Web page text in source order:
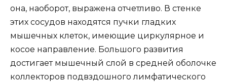
она, наоборот, выражена отчетливо. В стенке
этих сосудов находятся пучки гладких
мышечных клеток, имеющие циркулярное и
косое направление. Большого развития
достигает мышечный слой в средней оболочке
коллекторов подвздошного лимфатического